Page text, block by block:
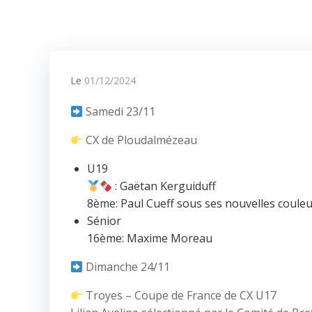
Le 01/12/2024
Samedi 23/11
CX de Ploudalmézeau
U19
: Gaëtan Kerguiduff
8ème: Paul Cueff sous ses nouvelles
Sénior
16ème: Maxime Moreau
Dimanche 24/11
Troyes – Coupe de France de CX U17